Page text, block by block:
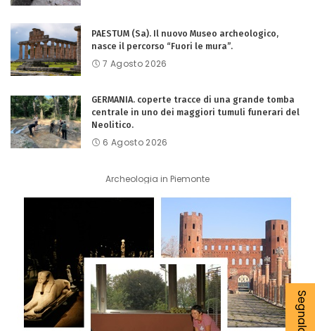
PAESTUM (Sa). Il nuovo Museo archeologico,
nasce il percorso “Fuori le mura”.
7 Agosto 2026
GERMANIA. coperte tracce di una grande tomba
centrale in uno dei maggiori tumuli funerari del
Neolitico.
6 Agosto 2026
Archeologia in Piemonte